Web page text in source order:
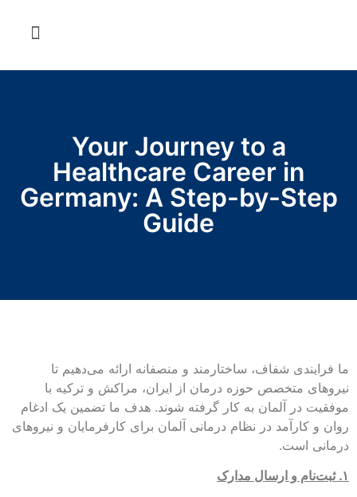
Your Journey to a
Healthcare Career in
Germany: A Step-by-Step
Guide
ما فرایندی شفاف، ساختارمند و منصفانه ارائه می‌دهیم تا
نیروهای متخصص حوزه درمان از ایران، مراکش و ترکیه با
موفقیت در آلمان به کار گرفته شوند. هدف ما تضمین یک ادغام
روان و کارآمد در نظام درمانی آلمان برای کارفرمایان و نیروهای
درمانی است.
۱. ثبت‌نام و ارسال مدارک